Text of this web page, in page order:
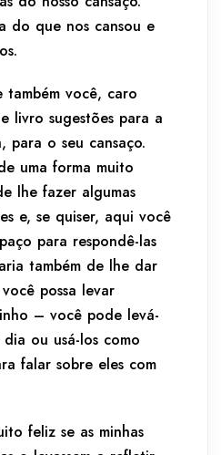
do que nos cansou e
também você, caro
livro sugestões para a
para o seu cansaço.
uma forma muito
lhe fazer algumas
e, se quiser, aqui você
para respondê-las
também de lhe dar
possa levar
– você pode levá-
ou usá-los como
falar sobre eles com
feliz se as minhas